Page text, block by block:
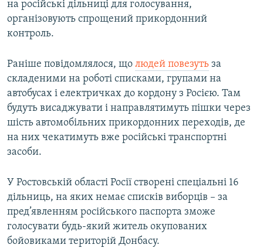
на російські дільниці для голосування,
організовують спрощений прикордонний
контроль.
Раніше повідомлялося, що людей повезуть за
складеними на роботі списками, групами на
автобусах і електричках до кордону з Росією. Там
будуть висаджувати і направлятимуть пішки через
шість автомобільних прикордонних переходів, де
на них чекатимуть вже російські транспортні
засоби.
У Ростовській області Росії створені спеціальні 16
дільниць, на яких немає списків виборців – за
пред’явленням російського паспорта зможе
голосувати будь-який житель окупованих
бойовиками територій Донбасу.